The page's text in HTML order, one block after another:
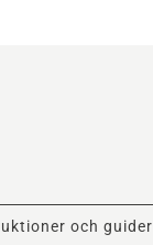
och guider